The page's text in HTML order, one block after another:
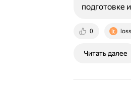
0
подготовке
Читать далее